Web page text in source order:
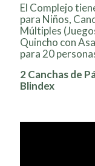
El Complejo
para Niños,
Múltiples
Quincho con
para 20
2 Canchas de
Blindex